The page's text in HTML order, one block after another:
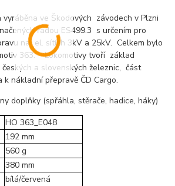
ve Škodových závodech v Plzni
řadou ES499.3 s určením pro
na el. sítích 3kV a 25kV. Celkem bylo
363. Lokomotivy tvoří základ
a slovenských železnic, část
nákladní přepravě ČD Cargo.
doplňky (spřáhla, stěrače, hadice, háky)
HO 363_E048
192 mm
560 g
380 mm
bílá/červená